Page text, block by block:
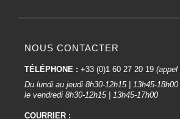
NOUS CONTACTER
TÉLÉPHONE : +33 (0)1 60 27 20 19 (appel
Du lundi au jeudi 8h30-12h15 | 13h45-18h00
le vendredi 8h30-12h15 | 13h45-17h00
COURRIER :